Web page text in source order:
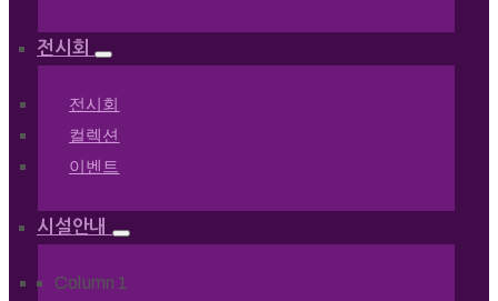
전시회
전시회
컬렉션
이벤트
시설안내
Column 1